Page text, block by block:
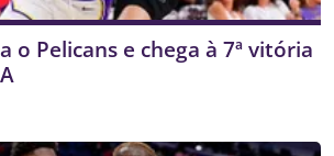
o Pelicans e chega à 7ª vitória